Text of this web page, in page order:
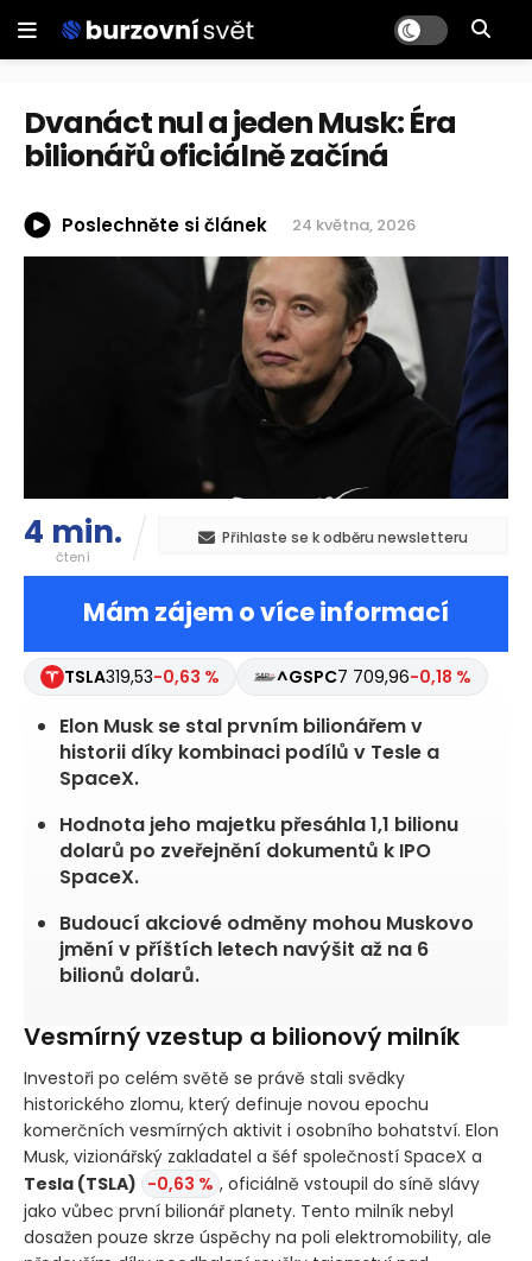
Dvanáct nul a jeden Musk: Éra
bilionářů oficiálně začíná
Poslechněte si článek 24 května, 2026
4 min.
čtení
Přihlaste se k odběru newsletteru
Mám zájem o více informací
TSLA319,53-0,63 % ^GSPC7 709,96-0,18 %
Elon Musk se stal prvním bilionářem v
historii díky kombinaci podílů v Tesle a
SpaceX.
Hodnota jeho majetku přesáhla 1,1 bilionu
dolarů po zveřejnění dokumentů k IPO
SpaceX.
Budoucí akciové odměny mohou Muskovo
jmění v příštích letech navýšit až na 6
bilionů dolarů.
Vesmírný vzestup a bilionový milník
Investoři po celém světě se právě stali svědky
historického zlomu, který definuje novou epochu
komerčních vesmírných aktivit i osobního bohatství. Elon
Musk, vizionářský zakladatel a šéf společností SpaceX a
Tesla (TSLA) -0,63 % , oficiálně vstoupil do síně slávy
jako vůbec první bilionář planety. Tento milník nebyl
dosažen pouze skrze úspěchy na poli elektromobility, ale